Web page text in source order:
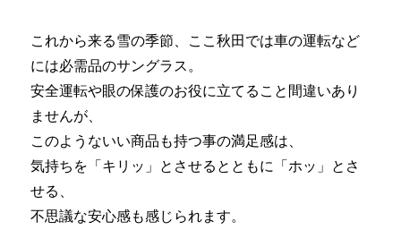
これから来る雪の季節、ここ秋田では車の運転など
には必需品のサングラス。
安全運転や眼の保護のお役に立てること間違いあり
ませんが、
このようないい商品も持つ事の満足感は、
気持ちを「キリッ」とさせるとともに「ホッ」とさ
せる、
不思議な安心感も感じられます。